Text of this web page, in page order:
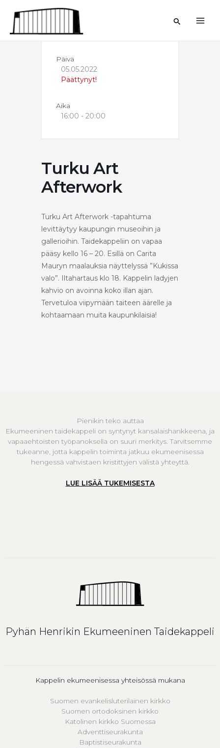
sisältöön
Hae
Päivä
05.05.2022
Päättynyt!
Aika
16:00 - 20:00
Turku Art
Afterwork
Turku Art Afterwork -tapahtuma
levittäytyy kaupungin museoihin ja
gallerioihin. Taidekappeliin on vapaa
pääsy kello 16 – 20. Esillä on Carita
Mauryn maalauksia näyttelyssä ”Kukissa
valo”. Iltahartaus klo 18. Kappelin ladyjen
kahvio on avoinna koko illan ajan.
Tervetuloa viipymään taiteen äärelle ja
kohtaamaan muita kaupunkilaisia!
Pienikin teko auttaa
Ekumeeninen taidekappeli on syntynyt kansalaishankkeena, ja
vapaaehtoisten työpanoksella on suuri merkitys. Tarvitsemme
tukeanne, jotta kappelin toiminta jatkuu ekumeenisessa
hengessä vahvistaen kristittyjen välistä yhteyttä.
LUE LISÄÄ TUKEMISESTA
Pyhän Henrikin Ekumeeninen Taidekappeli
Kappelin ekumeenisessa yhteisössä mukana
Suomen evankelisluterilainen kirkko
Suomen ortodoksinen kirkko
Katolinen kirkko Suomessa
Adventtiseurakunta
Baptistiseurakunta